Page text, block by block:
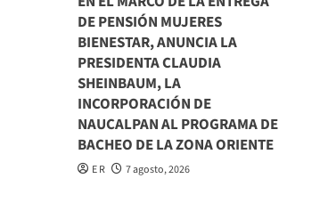
DE PENSIÓN MUJERES
BIENESTAR, ANUNCIA LA
PRESIDENTA CLAUDIA
SHEINBAUM, LA
INCORPORACIÓN DE
NAUCALPAN AL PROGRAMA DE
BACHEO DE LA ZONA ORIENTE
E R 7 agosto, 2026